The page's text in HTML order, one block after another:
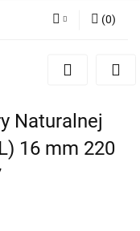
Zaloguj się
Zgody cookies
(0)
Naturalnej
16 mm 220